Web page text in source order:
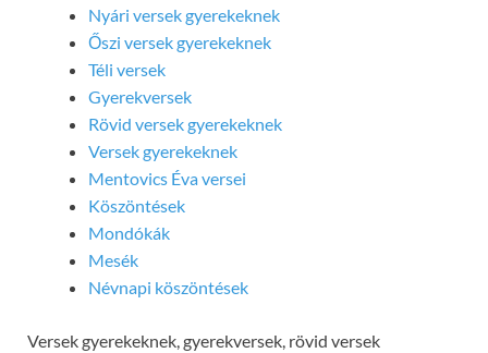
Nyári versek gyerekeknek
Őszi versek gyerekeknek
Téli versek
Gyerekversek
Rövid versek gyerekeknek
Versek gyerekeknek
Mentovics Éva versei
Köszöntések
Mondókák
Mesék
Névnapi köszöntések
Versek gyerekeknek, gyerekversek, rövid versek